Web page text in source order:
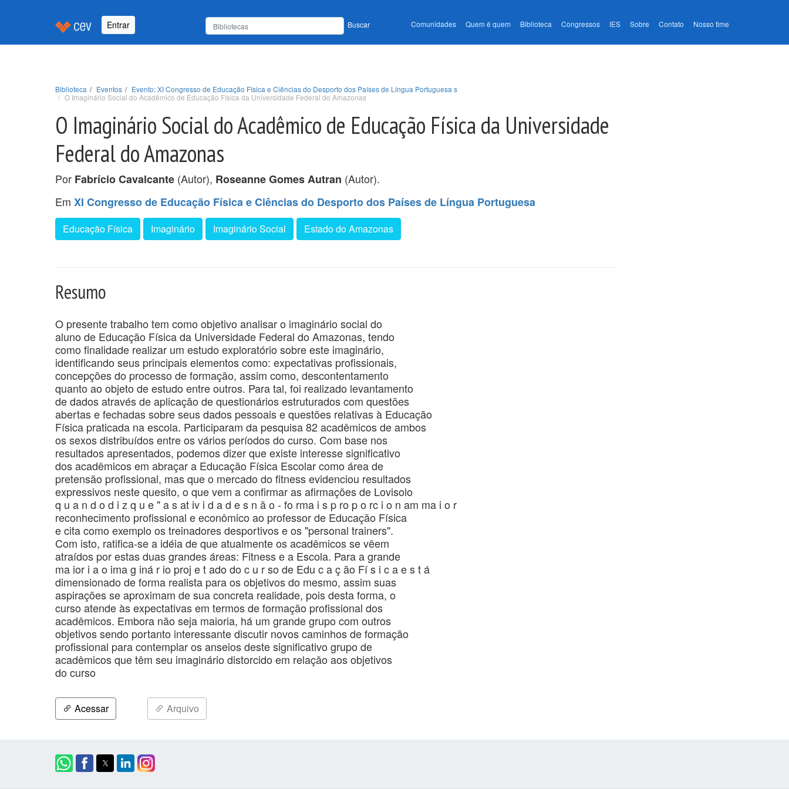
Entrar Buscar Comunidades Quem é quem Biblioteca Congressos IES Sobre Contato Nosso time
Biblioteca Eventos
Evento: XI Congresso de Educação Física e Ciências do Desporto dos Países de Língua Portuguesa s
O Imaginário Social do Acadêmico de Educação Física da Universidade Federal do Amazonas
O Imaginário Social do Acadêmico de Educação Física da Universidade
Federal do Amazonas
Por Fabrício Cavalcante (Autor), Roseanne Gomes Autran (Autor).
Em XI Congresso de Educação Física e Ciências do Desporto dos Países de Língua Portuguesa
Educação Física Imaginário Imaginário Social Estado do Amazonas
Resumo
O presente trabalho tem como objetivo analisar o imaginário social do
aluno de Educação Física da Universidade Federal do Amazonas, tendo
como finalidade realizar um estudo exploratório sobre este imaginário,
identificando seus principais elementos como: expectativas profissionais,
concepções do processo de formação, assim como, descontentamento
quanto ao objeto de estudo entre outros. Para tal, foi realizado levantamento
de dados através de aplicação de questionários estruturados com questões
abertas e fechadas sobre seus dados pessoais e questões relativas à Educação
Física praticada na escola. Participaram da pesquisa 82 acadêmicos de ambos
os sexos distribuídos entre os vários períodos do curso. Com base nos
resultados apresentados, podemos dizer que existe interesse significativo
dos acadêmicos em abraçar a Educação Física Escolar como área de
pretensão profissional, mas que o mercado do fitness evidenciou resultados
expressivos neste quesito, o que vem a confirmar as afirmações de Lovisolo
q u a n d o d i z q u e " a s at iv i d a d e s n ã o - fo rma i s p ro p o rc i o n am ma i o r
reconhecimento profissional e econômico ao professor de Educação Física
e cita como exemplo os treinadores desportivos e os "personal trainers".
Com isto, ratifica-se a idéia de que atualmente os acadêmicos se vêem
atraídos por estas duas grandes áreas: Fitness e a Escola. Para a grande
ma ior i a o ima g iná r io proj e t ado do c u r so de Edu c a ç ão Fí s i c a e s t á
dimensionado de forma realista para os objetivos do mesmo, assim suas
aspirações se aproximam de sua concreta realidade, pois desta forma, o
curso atende às expectativas em termos de formação profissional dos
acadêmicos. Embora não seja maioria, há um grande grupo com outros
objetivos sendo portanto interessante discutir novos caminhos de formação
profissional para contemplar os anseios deste significativo grupo de
acadêmicos que têm seu imaginário distorcido em relação aos objetivos
do curso
Acessar Arquivo